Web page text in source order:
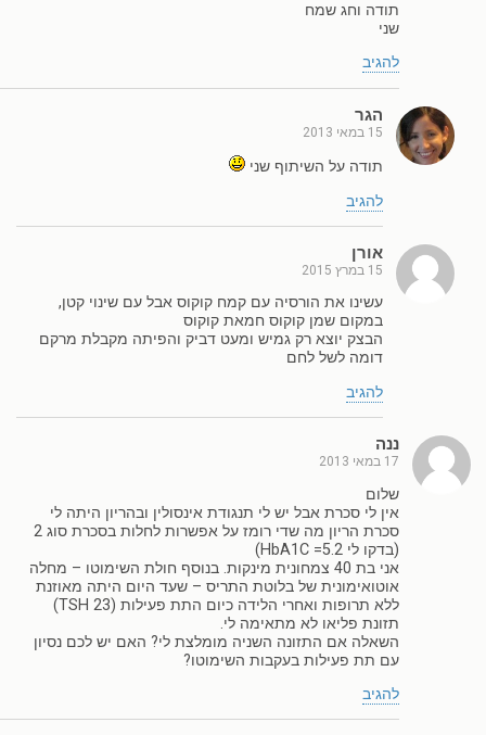
תודה וחג שמח
שני
להגיב
הגר
15 במאי 2013
תודה על השיתוף שני
להגיב
אורן
15 במרץ 2015
עשינו את הורסיה עם קמח קוקוס אבל עם שינוי קטן,
במקום שמן קוקוס חמאת קוקוס
הבצק יוצא רק גמיש ומעט דביק והפיתה מקבלת מרקם
דומה לשל לחם
להגיב
ננה
17 במאי 2013
שלום
אין לי סכרת אבל יש לי תנגודת אינסולין ובהריון היתה לי
סכרת הריון מה שדי רומז על אפשרות לחלות בסכרת סוג 2
(בדקו לי HbA1C =5.2)
אני בת 40 צמחונית מינקות. בנוסף חולת השימוטו – מחלה
אוטואימונית של בלוטת התריס – שעד היום היתה מאוזנת
ללא תרופות ואחרי הלידה כיום התת פעילות (TSH 23)
תזונת פליאו לא מתאימה לי.
השאלה אם התזונה השניה מומלצת לי? האם יש לכם נסיון
עם תת פעילות בעקבות השימוטו?
להגיב